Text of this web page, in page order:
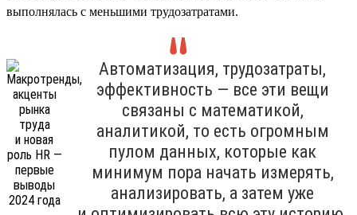
выполнялась с меньшими трудозатратами.
Автоматизация, трудозатраты,
эффективность — все эти вещи
связаны с математикой,
аналитикой, то есть огромным
пулом данных, которые как
минимум пора начать измерять,
анализировать, а затем уже